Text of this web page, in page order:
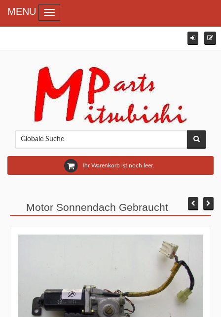
Ihr Warenkorb ist noch leer.
MENU Toggle navigation
Motor Sonnendach Gebraucht